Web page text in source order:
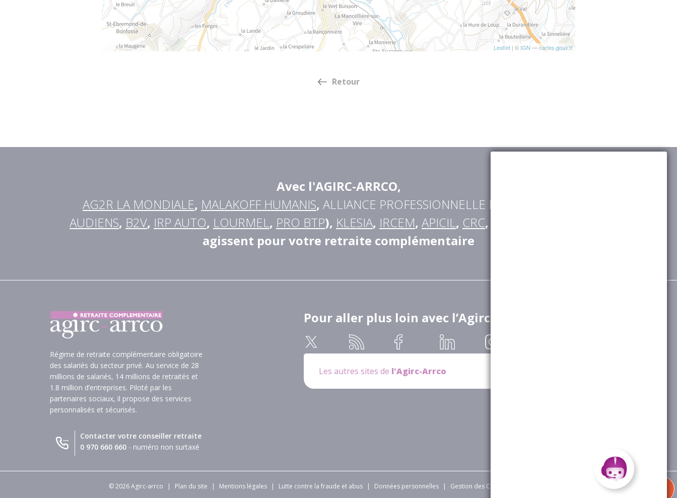
Leaflet | © IGN —cartes.gouv.fr
Retour
Avec l'AGIRC-ARRCO,
AG2R LA MONDIALE, MALAKOFF HUMANIS, ALLIANCE PROFESSIONNELLE RETRAITE
AUDIENS, B2V, IRP AUTO, LOURMEL, PRO BTP), KLESIA, IRCEM, APICIL, CRC,
agissent pour votre retraite complémentaire
Régime de retraite complémentaire obligatoire
des salariés du secteur privé. Au service de 28
millions de salariés, 14 millions de retraités et
1.8 million d’entreprises. Piloté par les
partenaires sociaux, il propose des services
personnalisés et sécurisés.
Contacter votre conseiller retraite
0 970 660 660 - numéro non surtaxé
Pour aller plus loin avec l’Agirc-Arrco
Les autres sites de l'Agirc-Arrco
© 2026 Agirc-arrco | Plan du site | Mentions légales | Lutte contre la fraude et abus | Données personnelles | Gestion des Cookies